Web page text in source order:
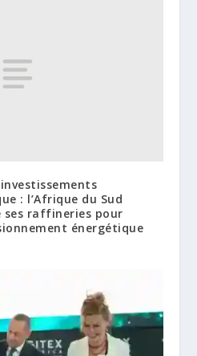
: l’Afrique du Sud
ses raffineries pour
énergétique